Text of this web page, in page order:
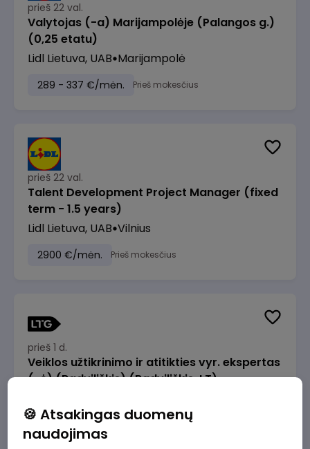
prieš 22 val.
Valytojas (-a) Marijampolėje (Palangos g.)
(0,25 etatu)
Lidl Lietuva, UAB Marijampolė
289 - 337 €/mėn. Prieš mokesčius
prieš 22 val.
Talent Development Project Manager (fixed
term - 1.5 years)
Lidl Lietuva, UAB Vilnius
2900 €/mėn. Prieš mokesčius
prieš 1 d.
Veiklos užtikrinimo ir atitikties vyr. ekspertas
(-ė) (Radviliškis) (Radviliškis, LT)
2610 - 3910 €/mėn. Prieš mokesčius
🍪 Atsakingas duomenų
naudojimas